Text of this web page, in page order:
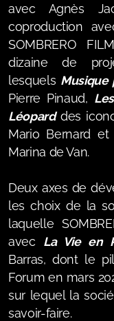
avec Agnès
coproduction
SOMBRERO
dizaine de
lesquels Musique
Pierre Pinaud,
Léoparddes
Mario Bernard et
Marina de Van.
Deux axes de
les choix de la
laquelle
avec La Vie en
Barras, dont le
Forum en mars
sur lequel la
savoir-faire.